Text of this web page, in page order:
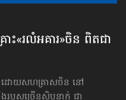
ោះ​«រលំអគារ»​ចិន ពិតជា​
ដោយសហគ្រាសចិន នៅ
របួសច្រើនសិបនាក់ ជា